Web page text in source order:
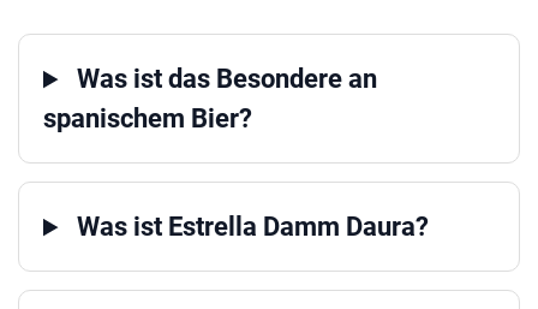
Was ist das Besondere an
spanischem Bier?
Was ist Estrella Damm Daura?